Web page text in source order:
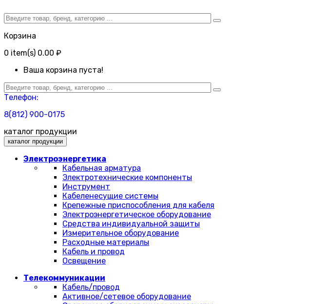
Корзина
0 item(s) 0.00 ₽
Ваша корзина пуста!
Телефон:
8(812) 900-0175
каталог продукции
каталог продукции
Электроэнергетика
Кабельная арматура
Электротехнические компоненты
Инструмент
Кабеленесущие системы
Крепежные приспособления для кабеля
Электроэнергетическое оборудование
Средства индивидуальной защиты
Измерительное оборудование
Расходные материалы
Кабель и провод
Освещение
Телекоммуникации
Кабель/провод
Активное/сетевое оборудование